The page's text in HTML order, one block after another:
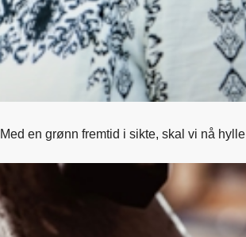
en grønn fremtid i sikte, skal vi nå